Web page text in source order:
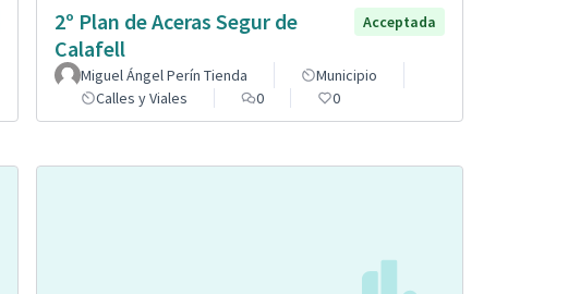
2º Plan de Aceras Segur de
Calafell
Acceptada
Miguel Ángel Perín Tienda
Municipio
Calles y Viales
0 0